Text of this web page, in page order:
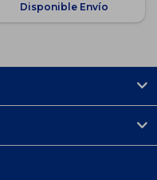
Disponible Envío